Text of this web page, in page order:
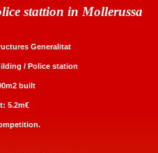
stattion in Mollerussa
Generalitat
/ Police station
built
5.2m€